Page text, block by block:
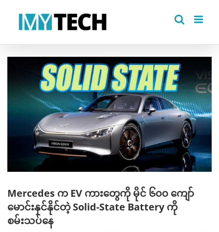
Image
Mercedes က EV ကားတွေကို မိုင် ၆၀၀ ကျော်
မောင်းနှင်နိုင်တဲ့ Solid-State Battery ကို
စမ်းသပ်နေ